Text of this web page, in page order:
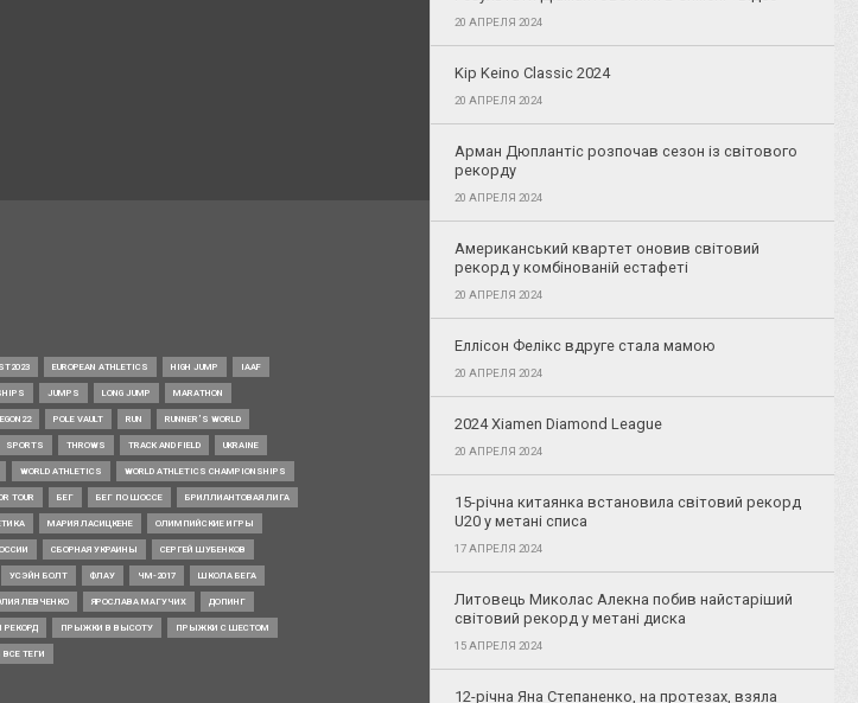
20 АПРЕЛЯ 2024
Kip Keino Classic 2024
20 АПРЕЛЯ 2024
Арман Дюплантіс розпочав сезон із світового
рекорду
20 АПРЕЛЯ 2024
Американський квартет оновив світовий
рекорд у комбінованій естафеті
20 АПРЕЛЯ 2024
Еллісон Фелікс вдруге стала мамою
20 АПРЕЛЯ 2024
2024 Xiamen Diamond League
20 АПРЕЛЯ 2024
15-річна китаянка встановила світовий рекорд
U20 у метані списа
17 АПРЕЛЯ 2024
Литовець Миколас Алекна побив найстаріший
світовий рекорд у метані диска
15 АПРЕЛЯ 2024
12-річна Яна Степаненко, на протезах, взяла
EUROPEAN ATHLETICS HIGH JUMP IAAF
JUMPS LONG JUMP MARATHON
POLE VAULT RUN RUNNER’S WORLD
SPORTS THROWS TRACK AND FIELD UKRAINE
WORLD ATHLETICS WORLD ATHLETICS CHAMPIONSHIPS
TOUR БЕГ БЕГ ПО ШОССЕ БРИЛЛИАНТОВАЯ ЛИГА
МАРИЯ ЛАСИЦКЕНЕ ОЛИМПИЙСКИЕ ИГРЫ
СБОРНАЯ УКРАИНЫ СЕРГЕЙ ШУБЕНКОВ
УСЭЙН БОЛТ ФЛАУ ЧМ-2017 ШКОЛА БЕГА
ЛЕВЧЕНКО ЯРОСЛАВА МАГУЧИХ ДОПИНГ
РЕКОРД ПРЫЖКИ В ВЫСОТУ ПРЫЖКИ С ШЕСТОМ
ТЕГИ